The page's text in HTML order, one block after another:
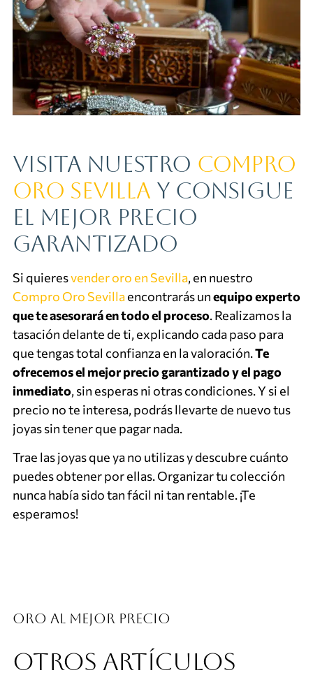
Visita nuestro Compro
Oro Sevilla y consigue
el mejor precio
garantizado
Si quieresvender oro en Sevilla, en nuestro
Compro Oro Sevillaencontrarás unequipo experto
que te asesorará en todo el proceso. Realizamos la
tasación delante de ti, explicando cada paso para
que tengas total confianza en la valoración.Te
ofrecemos el mejor precio garantizado y el pago
inmediato, sin esperas ni otras condiciones. Y si el
precio no te interesa, podrás llevarte de nuevo tus
joyas sin tener que pagar nada.
Trae las joyas que ya no utilizas y descubre cuánto
puedes obtener por ellas. Organizar tu colección
nunca había sido tan fácil ni tan rentable. ¡Te
esperamos!
Oro al mejor precio
OTROS ARTÍCULOS